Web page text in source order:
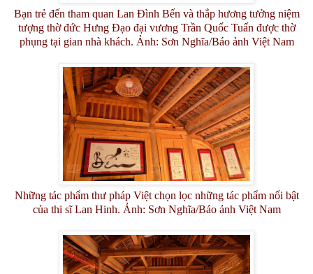
Bạn trẻ đến tham quan Lan Đình Bến và thắp hương tưởng niệm
tượng thờ đức Hưng Đạo đại vương Trần Quốc Tuấn được thờ
phụng tại gian nhà khách. Ảnh: Sơn Nghĩa/Báo ảnh Việt Nam
Những tác phẩm thư pháp Việt chọn lọc những tác phẩm nổi bật
của thi sĩ Lan Hinh. Ảnh: Sơn Nghĩa/Báo ảnh Việt Nam